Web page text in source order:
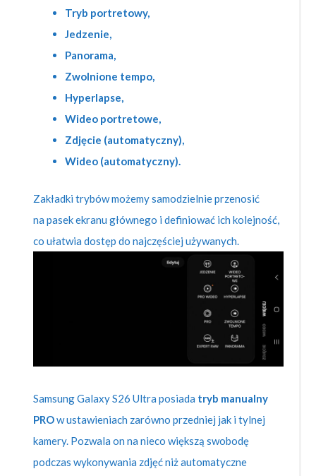
Tryb portretowy,
Jedzenie,
Panorama,
Zwolnione tempo,
Hyperlapse,
Wideo portretowe,
Zdjęcie (automatyczny),
Wideo(automatyczny).
Zakładki trybów możemy samodzielnie przenosić
na pasek ekranu głównego i definiować ich kolejność,
co ułatwia dostęp do najczęściej używanych.
Samsung Galaxy S26 Ultra posiada tryb manualny
PROw ustawieniach zarówno przedniej jak i tylnej
kamery. Pozwala on na nieco większą swobodę
podczas wykonywania zdjęć niż automatyczne